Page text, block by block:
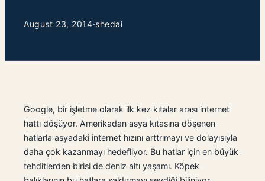
August 23, 2014·shedai
Google, bir işletme olarak ilk kez kıtalar arası internet
hattı döşüyor. Amerikadan asya kıtasına döşenen
hatlarla asyadaki internet hızını arttrımayı ve dolayısıyla
daha çok kazanmayı hedefliyor. Bu hatlar için en büyük
tehditlerden birisi de deniz altı yaşamı. Köpek